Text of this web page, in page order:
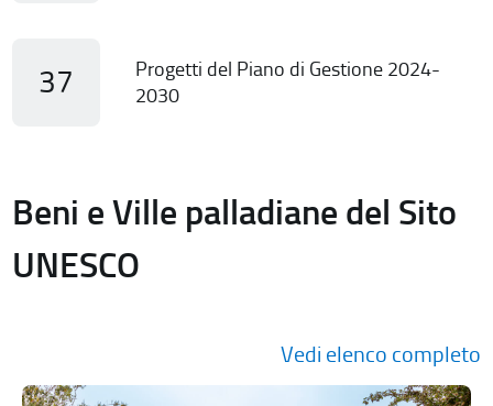
37
Progetti del Piano di Gestione 2024-
2030
Beni e Ville palladiane del Sito
UNESCO
Vedi elenco completo